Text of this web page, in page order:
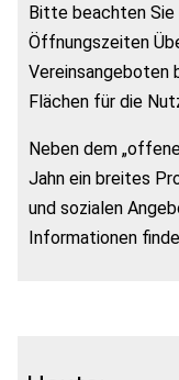
Bitte beachten Sie
Öffnungszeiten
Vereinsangeboten
Flächen für die
Neben dem
Jahn ein breites
und sozialen
Informationen